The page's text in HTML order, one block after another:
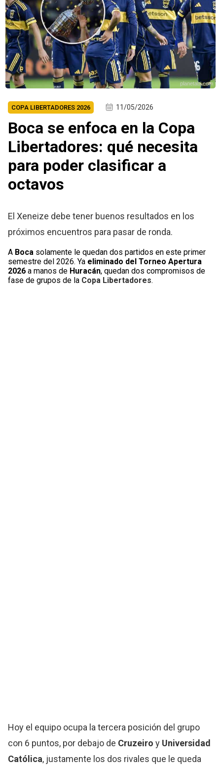
planetabj.com
COPA LIBERTADORES 2026 11/05/2026
Boca se enfoca en la Copa
Libertadores: qué necesita
para poder clasificar a
octavos
El Xeneize debe tener buenos resultados en los
próximos encuentros para pasar de ronda.
A Boca solamente le quedan dos partidos en este primer
semestre del 2026. Ya eliminado del Torneo Apertura
2026 a manos de Huracán, quedan dos compromisos de
fase de grupos de la Copa Libertadores.
Hoy el equipo ocupa la tercera posición del grupo
con 6 puntos, por debajo de Cruzeiroy Universidad
Católica, justamente los dos rivales que le queda